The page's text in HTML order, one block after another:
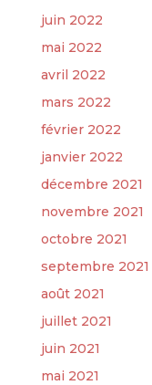
juin 2022
mai 2022
avril 2022
mars 2022
février 2022
janvier 2022
décembre 2021
novembre 2021
octobre 2021
septembre 2021
août 2021
juillet 2021
juin 2021
mai 2021